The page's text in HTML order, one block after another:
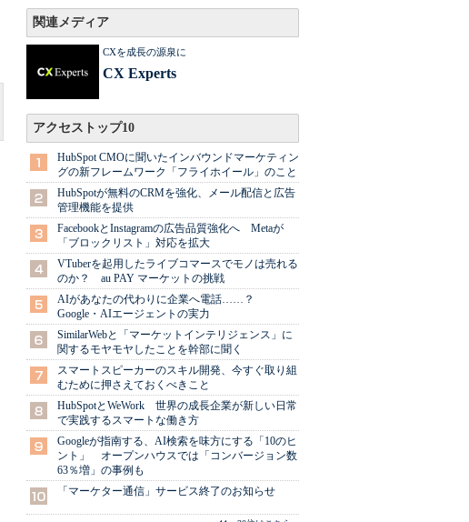
関連メディア
CXを成長の源泉に
CX Experts
アクセストップ10
HubSpot CMOに聞いたインバウンドマーケティン
グの新フレームワーク「フライホイール」のこと
HubSpotが無料のCRMを強化、メール配信と広告
管理機能を提供
FacebookとInstagramの広告品質強化へ Metaが
「ブロックリスト」対応を拡大
VTuberを起用したライブコマースでモノは売れる
のか？ au PAY マーケットの挑戦
AIがあなたの代わりに企業へ電話……？
Google・AIエージェントの実力
SimilarWebと「マーケットインテリジェンス」に
関するモヤモヤしたことを幹部に聞く
スマートスピーカーのスキル開発、今すぐ取り組
むために押さえておくべきこと
HubSpotとWeWork 世界の成長企業が新しい日常
で実践するスマートな働き方
Googleが指南する、AI検索を味方にする「10のヒ
ント」 オープンハウスでは「コンバージョン数
63％増」の事例も
「マーケター通信」サービス終了のお知らせ